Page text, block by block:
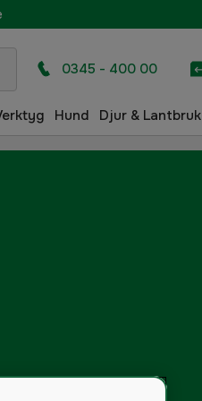
0345 - 400 00
Hund Djur & Lantbruk